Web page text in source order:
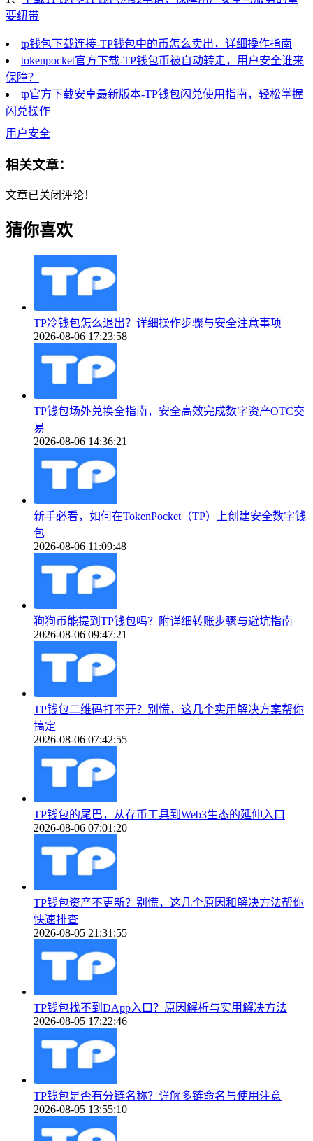
要纽带
tp钱包下载连接-TP钱包中的币怎么卖出，详细操作指南
tokenpocket官方下载-TP钱包币被自动转走，用户安全谁来
保障？
tp官方下载安卓最新版本-TP钱包闪兑使用指南，轻松掌握
闪兑操作
用户安全
相关文章：
文章已关闭评论！
猜你喜欢
TP冷钱包怎么退出？详细操作步骤与安全注意事项
2026-08-06 17:23:58
TP钱包场外兑换全指南，安全高效完成数字资产OTC交
易
2026-08-06 14:36:21
新手必看，如何在TokenPocket（TP）上创建安全数字钱
包
2026-08-06 11:09:48
狗狗币能提到TP钱包吗？附详细转账步骤与避坑指南
2026-08-06 09:47:21
TP钱包二维码打不开？别慌，这几个实用解决方案帮你
搞定
2026-08-06 07:42:55
TP钱包的尾巴，从存币工具到Web3生态的延伸入口
2026-08-06 07:01:20
TP钱包资产不更新？别慌，这几个原因和解决方法帮你
快速排查
2026-08-05 21:31:55
TP钱包找不到DApp入口？原因解析与实用解决方法
2026-08-05 17:22:46
TP钱包是否有分链名称？详解多链命名与使用注意
2026-08-05 13:55:10